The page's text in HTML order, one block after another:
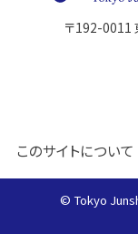
〒192-0011
このサイトについて
© Tokyo